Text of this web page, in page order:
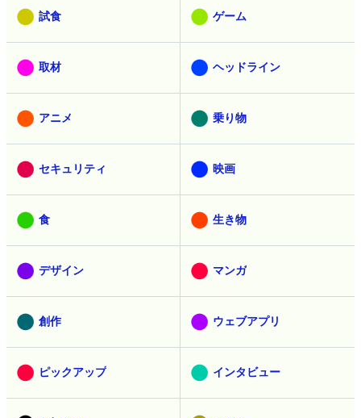
試食 ゲーム
取材 ヘッドライン
アニメ 乗り物
セキュリティ 映画
食 生き物
デザイン マンガ
創作 ウェブアプリ
ピックアップ インタビュー